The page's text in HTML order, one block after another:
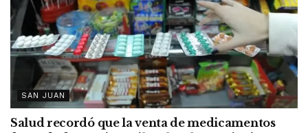
SAN JUAN
Salud recordó que la venta de medicamentos